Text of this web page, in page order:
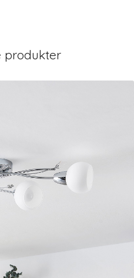
produkter